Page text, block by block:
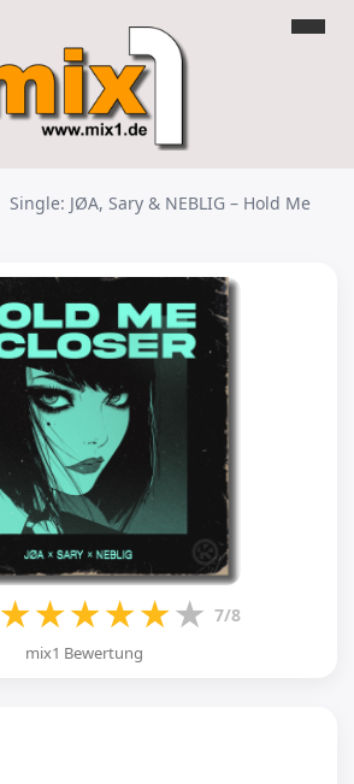
Single: JØA, Sary & NEBLIG – Hold Me
★★★★★★ 7/8
mix1 Bewertung